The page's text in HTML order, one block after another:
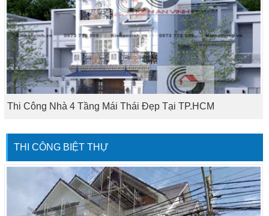
Thi Công Nhà 4 Tầng Mái Thái Đẹp Tại TP.HCM
THI CÔNG BIỆT THỰ